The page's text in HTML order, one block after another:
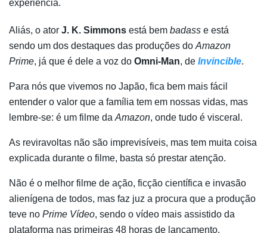
experiência.
Aliás, o ator J. K. Simmons está bem badass e está
sendo um dos destaques das produções doAmazon
Prime, já que é dele a voz do Omni-Man, de Invincible.
Para nós que vivemos no Japão, fica bem mais fácil
entender o valor que a família tem em nossas vidas, mas
lembre-se: é um filme daAmazon, onde tudo é visceral.
As reviravoltas não são imprevisíveis, mas tem muita coisa
explicada durante o filme, basta só prestar atenção.
Não é o melhor filme de ação, ficção científica e invasão
alienígena de todos, mas faz juz a procura que a produção
teve no Prime Vídeo, sendo o vídeo mais assistido da
plataforma nas primeiras 48 horas de lançamento.